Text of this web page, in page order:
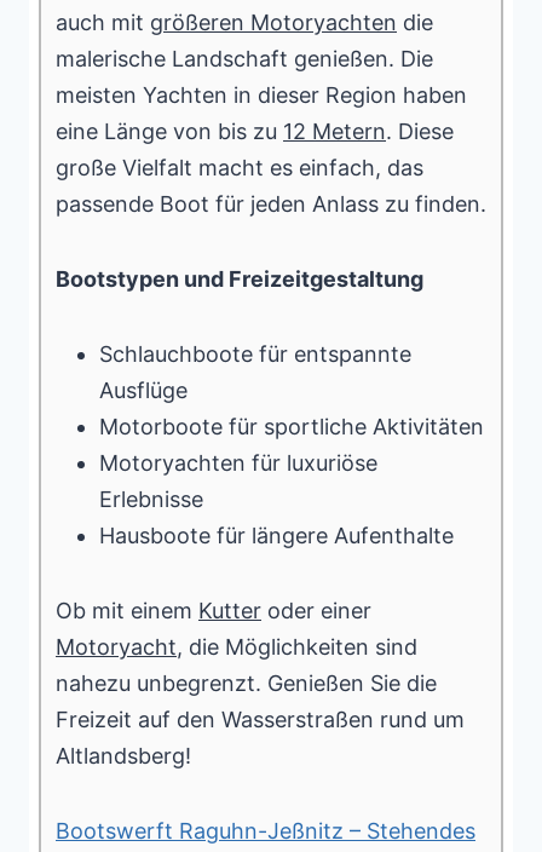
auch mit größeren Motoryachten die
malerische Landschaft genießen. Die
meisten Yachten in dieser Region haben
eine Länge von bis zu 12 Metern. Diese
große Vielfalt macht es einfach, das
passende Boot für jeden Anlass zu finden.
Bootstypen und Freizeitgestaltung
Schlauchboote für entspannte
Ausflüge
Motorboote für sportliche Aktivitäten
Motoryachten für luxuriöse
Erlebnisse
Hausboote für längere Aufenthalte
Ob mit einem Kutter oder einer
Motoryacht, die Möglichkeiten sind
nahezu unbegrenzt. Genießen Sie die
Freizeit auf den Wasserstraßen rund um
Altlandsberg!
Bootswerft Raguhn-Jeßnitz – Stehendes